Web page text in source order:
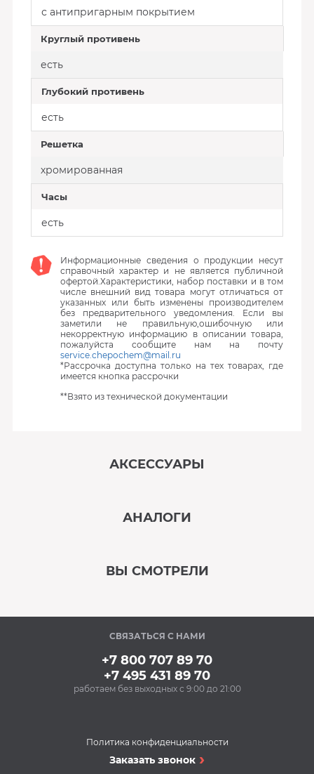
с антипригарным покрытием
Круглый противень
есть
Глубокий противень
есть
Решетка
хромированная
Часы
есть
Информационные сведения о продукции несут
справочный характер и не является публичной
офертой.Характеристики, набор поставки и в том
числе внешний вид товара могут отличаться от
указанных или быть изменены производителем
без предварительного уведомления. Если вы
заметили не правильную,ошибочную или
некорректную информацию в описании товара,
пожалуйста сообщите нам на почту
service.chepochem@mail.ru
*Рассрочка доступна только на тех товарах, где
имеется кнопка рассрочки
**Взято из технической документации
АКСЕССУАРЫ
стали BON BN-175
(500 мл)
348 Р
АНАЛОГИ
Духовой шкаф Ascoli
ВЫ СМОТРЕЛИ
В наличии
СВЯЗАТЬСЯ С НАМИ
+7 800 707 89 70
+7 495 431 89 70
работаем без выходных с 9:00 до 21:00
Политика конфиденциальности
Заказать звонок